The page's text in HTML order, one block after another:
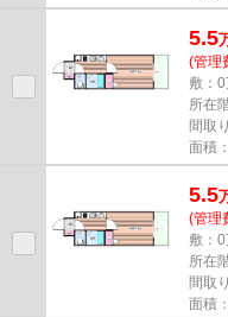
5.5
(管理
敷：
所在
間取
面積
5.5
(管理
敷：
所在
間取
面積